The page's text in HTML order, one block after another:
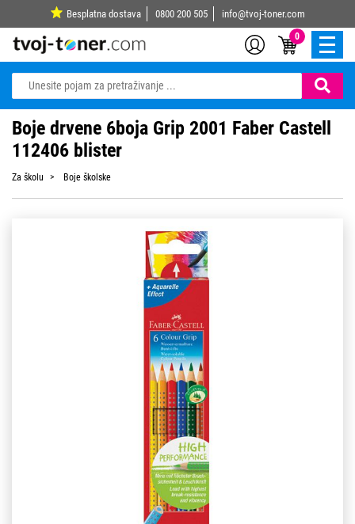
Besplatna dostava 0800 200 505 info@tvoj-toner.com
0
Boje drvene 6boja Grip 2001 Faber Castell
112406 blister
Za školu Boje školske